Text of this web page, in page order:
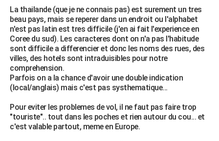
La thailande (que je ne connais pas) est surement un tres
beau pays, mais se reperer dans un endroit ou l'alphabet
n'est pas latin est tres difficile (j'en ai fait l'experience en
Coree du sud). Les caracteres dont on n'a pas l'habitude
sont difficile a differencier et donc les noms des rues, des
villes, des hotels sont intraduisibles pour notre
comprehension.
Parfois on a la chance d'avoir une double indication
(local/anglais) mais c'est pas systhematique...
Pour eviter les problemes de vol, il ne faut pas faire trop
"touriste".. tout dans les poches et rien autour du cou... et
c'est valable partout, meme en Europe.